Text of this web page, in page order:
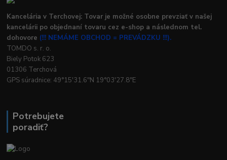
Kancelária v Terchovej: Tovar je možné osobne prevziať v našej
kancelárii po objednaní tovaru cez e-shop a následnom tel.
dohovore (!!! NEMÁME OBCHOD = PREVÁDZKU !!!).
TOMDO s. r. o.
Biely Potok 623
01306 Terchová
GPS súradnice: 49°15'31.6"N 19°03'27.8"E
Potrebujete
poradiť?